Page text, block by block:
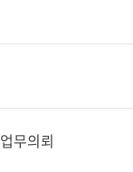
업무의뢰